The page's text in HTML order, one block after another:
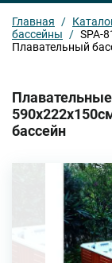
Главная /
бассейны
/ SPA-
Плавательный
бассейн